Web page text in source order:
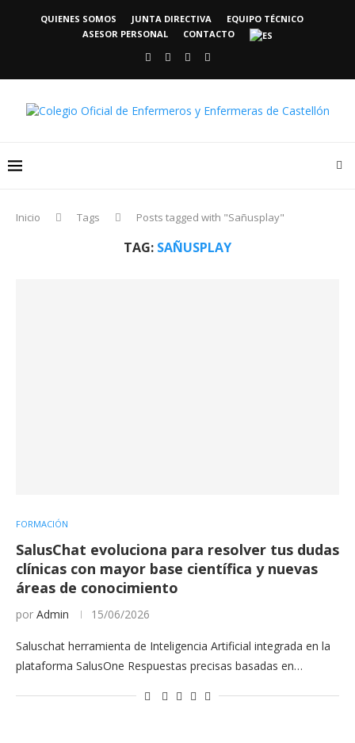
QUIENES SOMOS JUNTA DIRECTIVA
EQUIPO TÉCNICO
ASESOR PERSONAL
CONTACTO
Inicio Tags Posts tagged with "Sañusplay"
TAG: SAÑUSPLAY
FORMACIÓN
SalusChat evoluciona para resolver tus dudas
clínicas con mayor base científica y nuevas
áreas de conocimiento
por Admin 15/06/2026
Saluschat herramienta de Inteligencia Artificial integrada en la
plataforma SalusOne Respuestas precisas basadas en…